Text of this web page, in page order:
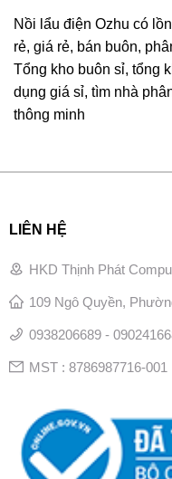
Nồi lẩu điện Ozhu có
rẻ, giá rẻ, bán buôn,
Tổng kho buôn sỉ, tổng
dụng giá sỉ, tìm nhà
thông minh
LIÊN HỆ
HKD Thịnh Phát
109 Ngô Quyền,
0938206689 -
MST : 8786987716-001